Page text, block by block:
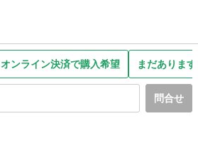
オンライン決済で購入希望 まだありま
問合せ